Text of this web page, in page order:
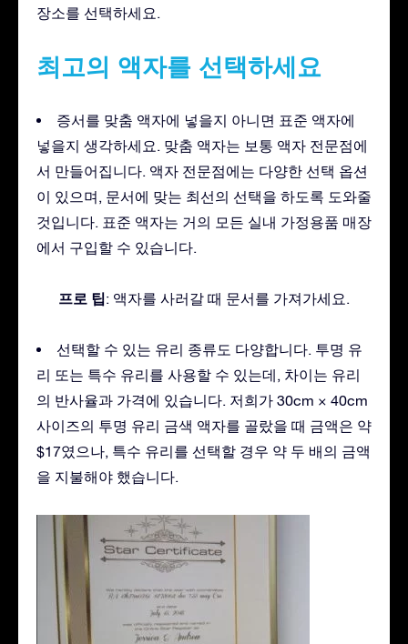
장소를 선택하세요.
최고의 액자를 선택하세요
증서를 맞춤 액자에 넣을지 아니면 표준 액자에
넣을지 생각하세요. 맞춤 액자는 보통 액자 전문점에
서 만들어집니다. 액자 전문점에는 다양한 선택 옵션
이 있으며, 문서에 맞는 최선의 선택을 하도록 도와줄
것입니다. 표준 액자는 거의 모든 실내 가정용품 매장
에서 구입할 수 있습니다.
프로 팁: 액자를 사러갈 때 문서를 가져가세요.
선택할 수 있는 유리 종류도 다양합니다. 투명 유
리 또는 특수 유리를 사용할 수 있는데, 차이는 유리
의 반사율과 가격에 있습니다. 저희가 30cm × 40cm
사이즈의 투명 유리 금색 액자를 골랐을 때 금액은 약
$17였으나, 특수 유리를 선택할 경우 약 두 배의 금액
을 지불해야 했습니다.